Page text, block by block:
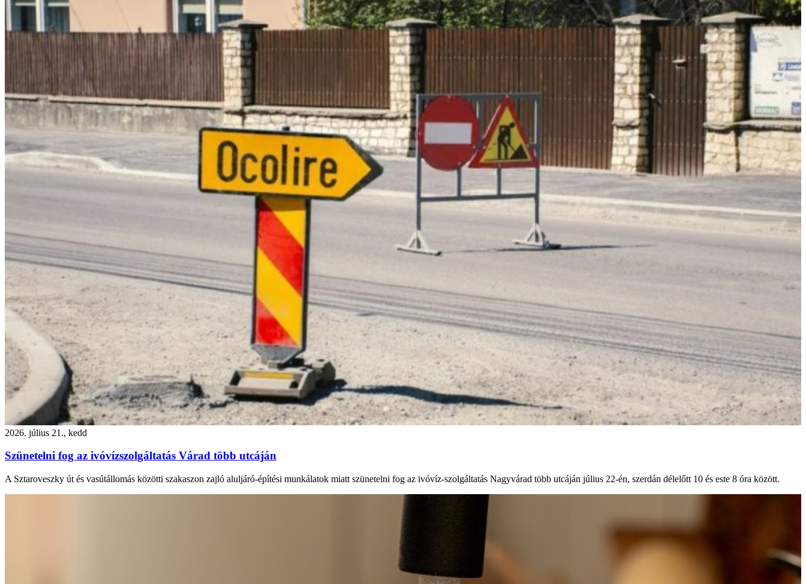
2026. július 21., kedd
Szünetelni fog az ivóvízszolgáltatás Várad több utcáján
A Sztaroveszky út és vasútállomás közötti szakaszon zajló aluljáró-építési munkálatok miatt szünetelni fog az ivóvíz-szolgáltatás Nagyvárad több utcáján július 22-én, szerdán délelőtt 10 és este 8 óra között.